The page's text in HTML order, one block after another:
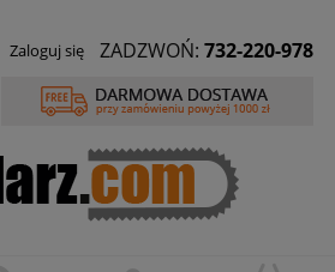
Zaloguj się ZADZWOŃ: 732-220-978